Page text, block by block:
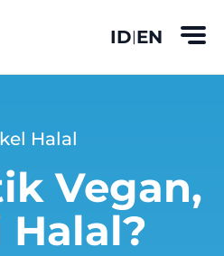
ID|EN
Halal
Vegan,
Halal?